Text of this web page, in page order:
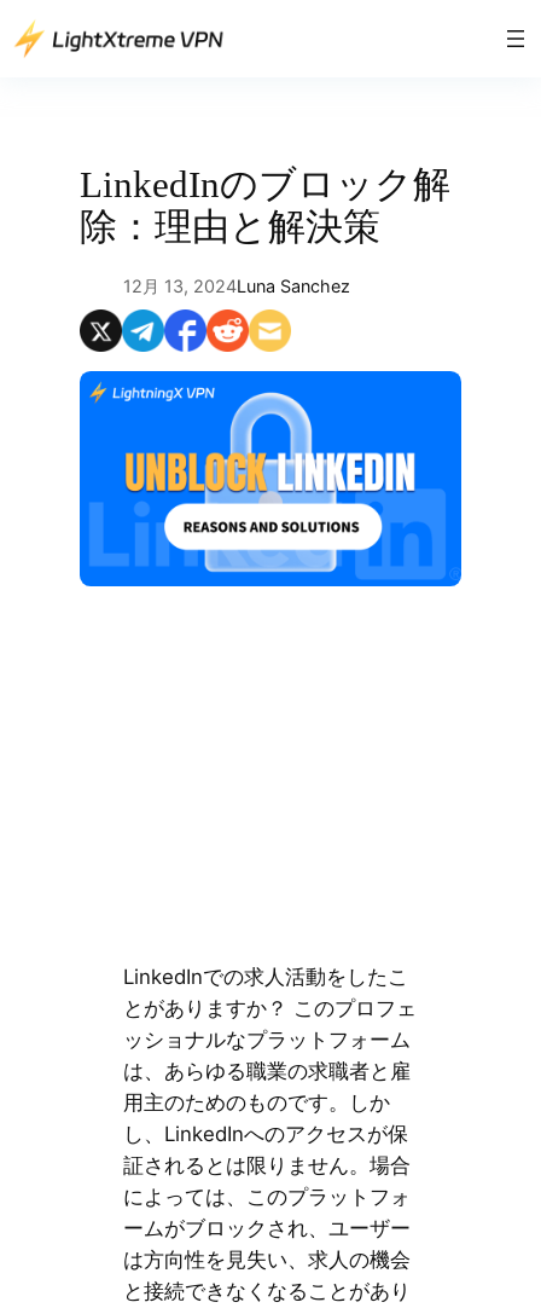
容
LinkedInのブロック解
除：理由と解決策
12月 13, 2024Luna Sanchez
LinkedInでの求人活動をしたこ
とがありますか？ このプロフェ
ッショナルなプラットフォーム
は、あらゆる職業の求職者と雇
用主のためのものです。しか
し、LinkedInへのアクセスが保
証されるとは限りません。場合
によっては、このプラットフォ
ームがブロックされ、ユーザー
は方向性を見失い、求人の機会
と接続できなくなることがあり